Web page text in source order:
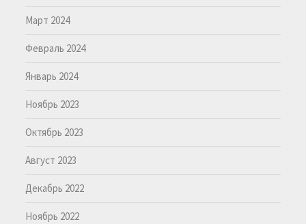
Март 2024
Февраль 2024
Январь 2024
Ноябрь 2023
Октябрь 2023
Август 2023
Декабрь 2022
Ноябрь 2022